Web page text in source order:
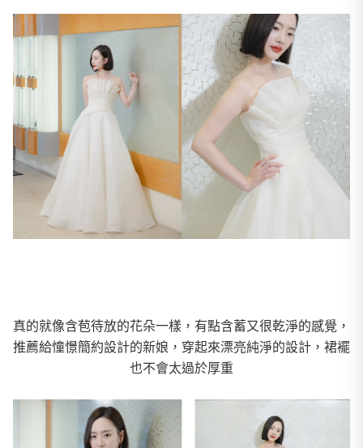
真的就像含苞待放的花朵一樣，有點含蓄又很乾淨的感覺，
推薦給憧憬簡約設計的新娘，穿起來漂亮純淨的設計，裙襬
也不會太過於厚重